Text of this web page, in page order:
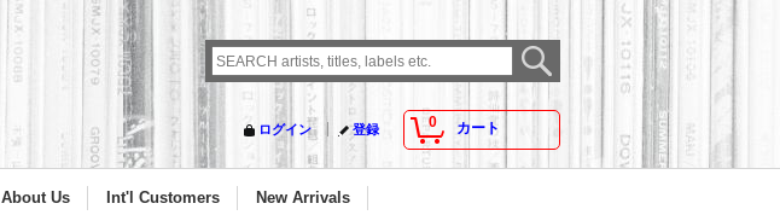
0 カート
ログイン 登録
About Us Int'l Customers New Arrivals